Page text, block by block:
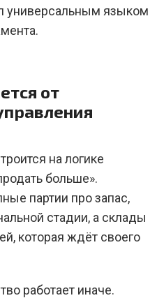
универсальным языком
от
на логике
больше».
партии про запас,
стадии, а склады
которая ждёт своего
работает иначе.